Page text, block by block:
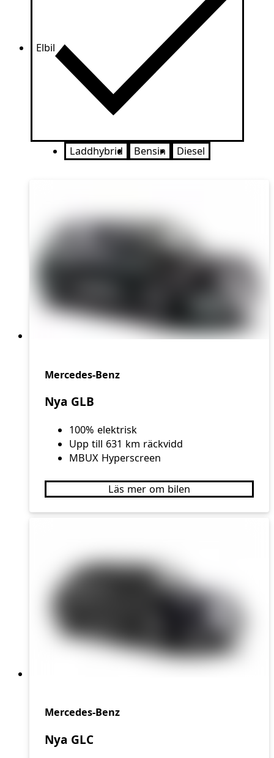
Elbil
Laddhybrid Bensin Diesel
Mercedes-Benz
Nya GLB
100% elektrisk
Upp till 631 km räckvidd
MBUX Hyperscreen
Läs mer om bilen
Mercedes-Benz
Nya GLC